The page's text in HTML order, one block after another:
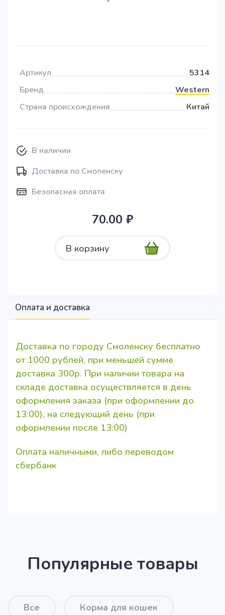
Артикул
5314
Бренд
Western
Страна происхождения
Китай
В наличии
Доставка по Смоленску
Безопасная оплата
70.00 ₽
В корзину
Оплата и доставка
Доставка по городу Смоленску бесплатно
от 1000 рублей, при меньшей сумме
доставка 300р. При наличии товара на
складе доставка осуществляется в день
оформления заказа (при оформлении до
13:00), на следующий день (при
оформлении после 13:00)
Оплата наличными, либо переводом
сбербанк
Популярные товары
Все Корма для кошек